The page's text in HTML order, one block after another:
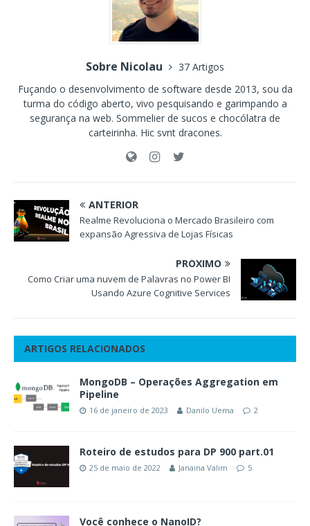
Sobre Nicolau
37 Artigos
Fuçando o desenvolvimento de software desde 2013, sou da
turma do código aberto, vivo pesquisando e garimpando a
segurança na web. Sommelier de sucos e chocólatra de
carteirinha. Hic svnt dracones.
ANTERIOR
Realme Revoluciona o Mercado Brasileiro com
expansão Agressiva de Lojas Físicas
PRÓXIMO
Como Criar uma nuvem de Palavras no Power BI
Usando Azure Cognitive Services
ARTIGOS RELACIONADOS
MongoDB – Operações Aggregation em
Pipeline
16 de janeiro de 2023 Danilo Uema 2
Roteiro de estudos para DP 900 part.01
25 de maio de 2022 Janaina Valim 5
Você conhece o NanoID?